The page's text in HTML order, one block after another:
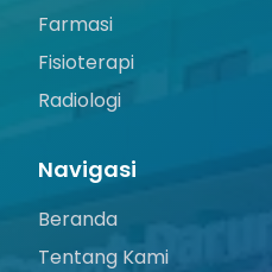
Farmasi
Fisioterapi
Radiologi
Navigasi
Beranda
Tentang Kami